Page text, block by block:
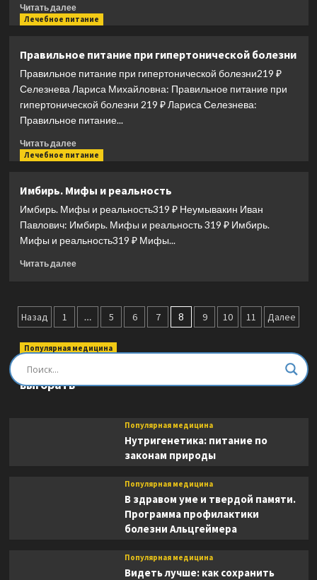
вреде
витаминов
Читать далееПрочитать
больше
хурма.
От
гипертонии,
онкологии,
простуды,
снижения
иммунитета…
Лечебное питание
Правильное питание при гипертонической болезни
Правильное питание при гипертонической болезни219 ₽
Селезнева Лариса Михайловна: Правильное питание при
гипертонической болезни 219 ₽ Лариса Селезнева:
Правильное питание...
Читать далееПрочитать
больше
питание
при
гипертонической
Лечебное питание
Имбирь. Мифы и реальность
Имбирь. Мифы и реальность319 ₽ Неумывакин Иван
Павлович: Имбирь. Мифы и реальность 319 ₽ Имбирь.
Мифы и реальность319 ₽ Мифы...
Читать далееПрочитать
и
реальность
Пагинация
записей
Назад 1 … 5 6 7 8 9 10 11 Далее
Популярная медицина
Быть врачом. Как помогать, развиваться и не
выгорать
Популярная медицина
Нутригенетика: питание по
законам природы
Популярная медицина
В здравом уме и твердой памяти.
Программа профилактики
болезни Альцгеймера
Популярная медицина
Видеть лучше: как сохранить